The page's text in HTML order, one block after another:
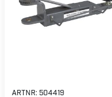
ARTNR: 504419